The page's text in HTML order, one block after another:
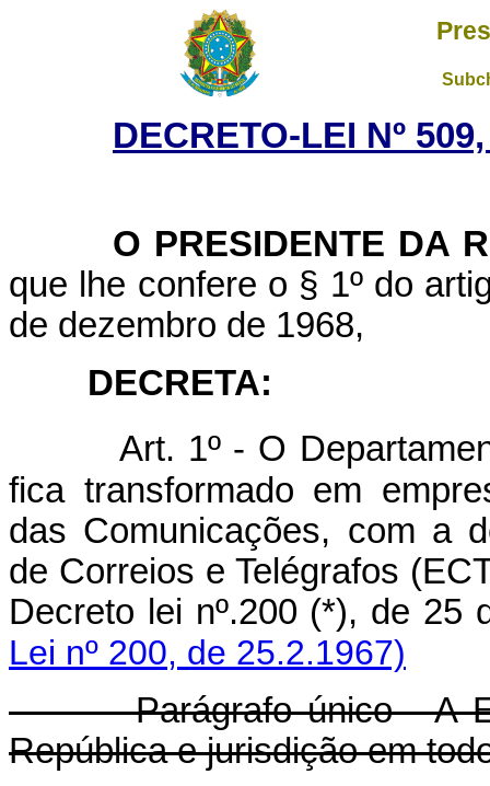
DECRETO-LEI Nº
O PRESIDENTE DA
que lhe confere o § 1º do
de dezembro de 1968,
DECRETA:
Art. 1º - O
fica transformado em
das Comunicações, com a
de Correios e Telégrafos
Decreto lei nº.200 (*), de 25
Lei nº 200, de 25.2.1967)
Parágrafo único - A
República e jurisdição em